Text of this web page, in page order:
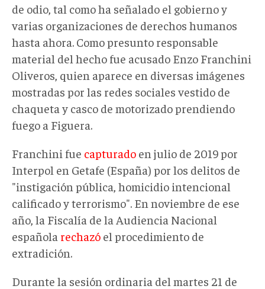
de odio, tal como ha señalado el gobierno y
varias organizaciones de derechos humanos
hasta ahora. Como presunto responsable
material del hecho fue acusado Enzo Franchini
Oliveros, quien aparece en diversas imágenes
mostradas por las redes sociales vestido de
chaqueta y casco de motorizado prendiendo
fuego a Figuera.
Franchini fue capturado en julio de 2019 por
Interpol en Getafe (España) por los delitos de
"instigación pública, homicidio intencional
calificado y terrorismo". En noviembre de ese
año, la Fiscalía de la Audiencia Nacional
española rechazó el procedimiento de
extradición.
Durante la sesión ordinaria del martes 21 de